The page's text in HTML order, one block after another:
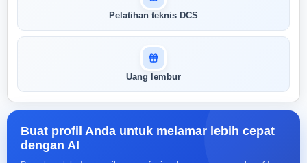
Pelatihan teknis DCS
Uang lembur
Buat profil Anda untuk melamar lebih cepat
dengan AI